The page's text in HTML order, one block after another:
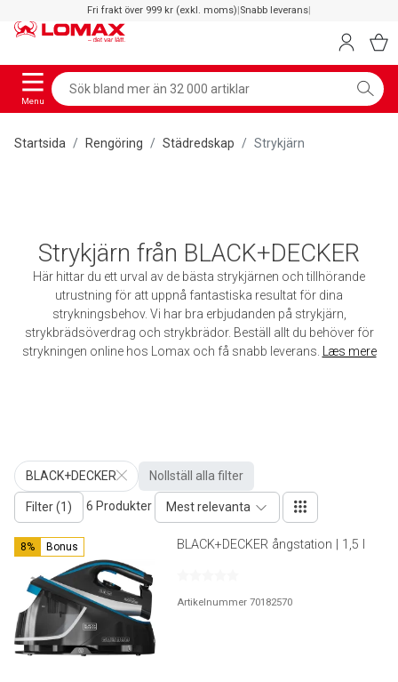
Fri frakt över 999 kr (exkl. moms)|Snabb leverans|
Menu
Startsida Rengöring Städredskap Strykjärn
Strykjärn från BLACK+DECKER
Här hittar du ett urval av de bästa strykjärnen och tillhörande
utrustning för att uppnå fantastiska resultat för dina
strykningsbehov. Vi har bra erbjudanden på strykjärn,
strykbrädsöverdrag och strykbrädor. Beställ allt du behöver för
strykningen online hos Lomax och få snabb leverans.
Læs mere
BLACK+DECKER Nollställ alla filter
Filter (1) 6 Produkter Mest relevanta
8% Bonus BLACK+DECKER ångstation | 1,5 l
Artikelnummer 70182570